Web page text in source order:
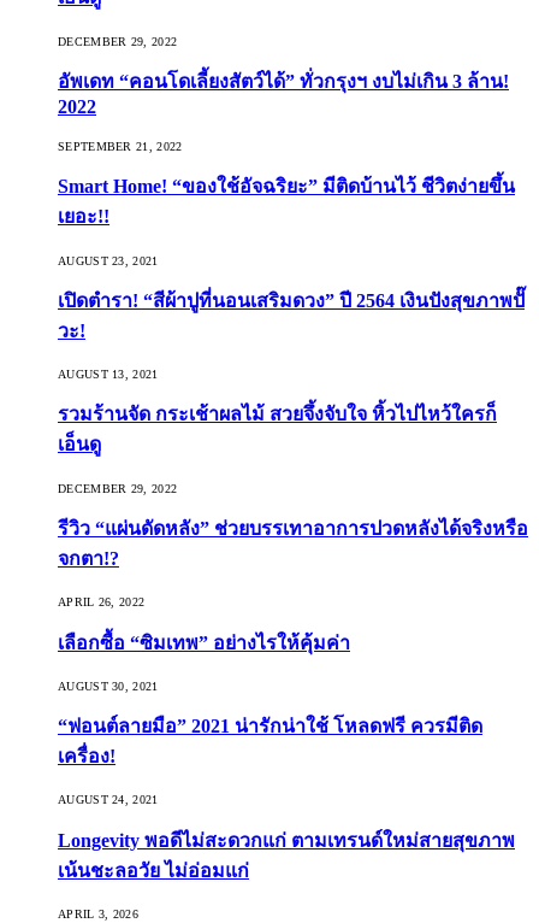
DECEMBER 29, 2022
อัพเดท “คอนโดเลี้ยงสัตว์ได้” ทั่วกรุงฯ งบไม่เกิน 3 ล้าน!
2022
SEPTEMBER 21, 2022
Smart Home! “ของใช้อัจฉริยะ” มีติดบ้านไว้ ชีวิตง่ายขึ้น
เยอะ!!
AUGUST 23, 2021
เปิดตำรา! “สีผ้าปูที่นอนเสริมดวง” ปี 2564 เงินปังสุขภาพปั๊
วะ!
AUGUST 13, 2021
รวมร้านจัด กระเช้าผลไม้ สวยจึ้งจับใจ หิ้วไปไหว้ใครก็
เอ็นดู
DECEMBER 29, 2022
รีวิว “แผ่นดัดหลัง” ช่วยบรรเทาอาการปวดหลังได้จริงหรือ
จกตา!?
APRIL 26, 2022
เลือกซื้อ “ซิมเทพ” อย่างไรให้คุ้มค่า
AUGUST 30, 2021
“ฟอนต์ลายมือ” 2021 น่ารักน่าใช้ โหลดฟรี ควรมีติด
เครื่อง!
AUGUST 24, 2021
Longevity พอดีไม่สะดวกแก่ ตามเทรนด์ใหม่สายสุขภาพ
เน้นชะลอวัย ไม่อ่อมแก่
APRIL 3, 2026